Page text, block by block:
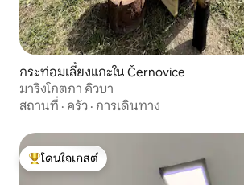
กระท่อมเลี้ยงแกะใน Černovice
มาริงโกตกา คิวบา
สถานที่ · ครัว · การเดินทาง
โดนใจเกสต์ที่สุด
โดนใจเกสต์